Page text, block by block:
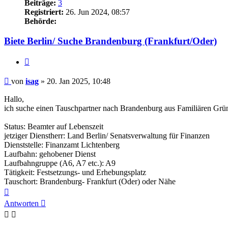
Beiträge: 3
Registriert: 26. Jun 2024, 08:57
Behörde:
Biete Berlin/ Suche Brandenburg (Frankfurt/Oder)
Beitrag
von isag » 20. Jan 2025, 10:48
Hallo,
ich suche einen Tauschpartner nach Brandenburg aus Familiären
Status: Beamter auf Lebenszeit
jetziger Dienstherr: Land Berlin/ Senatsverwaltung für Finanzen
Dienststelle: Finanzamt Lichtenberg
Laufbahn: gehobener Dienst
Laufbahngruppe (A6, A7 etc.): A9
Tätigkeit: Festsetzungs- und Erhebungsplatz
Tauschort: Brandenburg- Frankfurt (Oder) oder Nähe
oben
Antworten